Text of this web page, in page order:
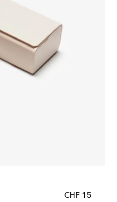
CHF 15